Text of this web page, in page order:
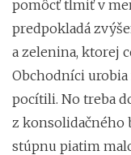
pomôcť tlmiť v
predpokladá
a zelenina, ktorej
Obchodníci
pocítili. No treba
z konsolidačného
stúpnu piatim